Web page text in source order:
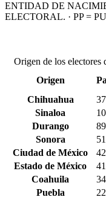
ENTIDAD DE
ELECTORAL. · PP =
Origen de los electores
Origen
Chihuahua
Sinaloa
Durango
89
Sonora
51
Ciudad de México
42
Estado de México
41
Coahuila
34
Puebla
22